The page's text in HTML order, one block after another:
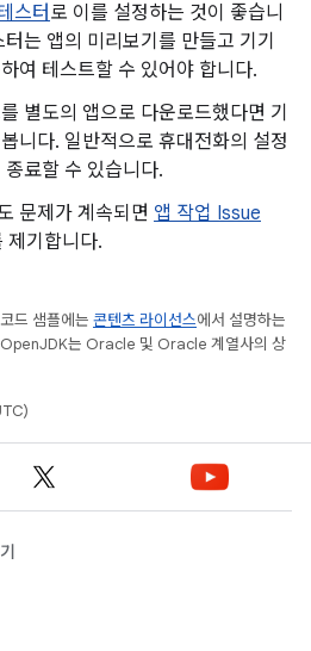
스터 로 이를 설정하는 것이 좋습니
는 앱의 미리보기를 만들고 기기
여 테스트할 수 있어야 합니다.
별도의 앱으로 다운로드했다면 기
니다. 일반적으로 휴대전화의 설정
료할 수 있습니다.
문제가 계속되면 앱 작업 Issue
제기합니다.
드 샘플에는 콘텐츠 라이선스에서 설명하는
OpenJDK는 Oracle 및 Oracle 계열사의 상